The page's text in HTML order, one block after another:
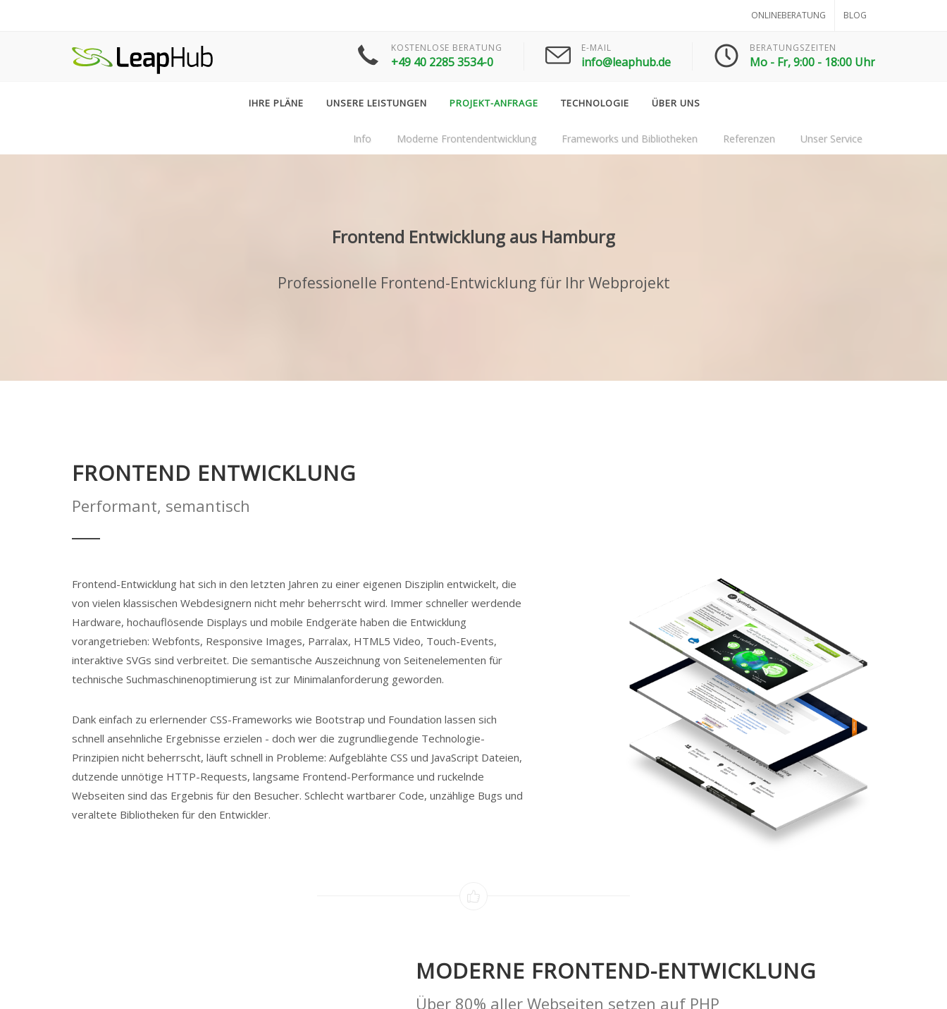
ONLINEBERATUNG BLOG
KOSTENLOSE BERATUNG
+49 40 2285 3534-0
E-MAIL
info@leaphub.de
BERATUNGSZEITEN
Mo - Fr, 9:00 - 18:00 Uhr
IHRE PLÄNE UNSERE LEISTUNGEN PROJEKT-ANFRAGE TECHNOLOGIE ÜBER UNS
Info Moderne Frontendentwicklung Frameworks und Bibliotheken Referenzen Unser Service
Frontend Entwicklung aus Hamburg
Professionelle Frontend-Entwicklung für Ihr Webprojekt
FRONTEND ENTWICKLUNG
Performant, semantisch
Frontend-Entwicklung hat sich in den letzten Jahren zu einer eigenen Disziplin entwickelt, die
von vielen klassischen Webdesignern nicht mehr beherrscht wird. Immer schneller werdende
Hardware, hochauflösende Displays und mobile Endgeräte haben die Entwicklung
vorangetrieben: Webfonts, Responsive Images, Parralax, HTML5 Video, Touch-Events,
interaktive SVGs sind verbreitet. Die semantische Auszeichnung von Seitenelementen für
technische Suchmaschinenoptimierung ist zur Minimalanforderung geworden.
Dank einfach zu erlernender CSS-Frameworks wie Bootstrap und Foundation lassen sich
schnell ansehnliche Ergebnisse erzielen - doch wer die zugrundliegende Technologie-
Prinzipien nicht beherrscht, läuft schnell in Probleme: Aufgeblähte CSS und JavaScript Dateien,
dutzende unnötige HTTP-Requests, langsame Frontend-Performance und ruckelnde
Webseiten sind das Ergebnis für den Besucher. Schlecht wartbarer Code, unzählige Bugs und
veraltete Bibliotheken für den Entwickler.
MODERNE FRONTEND-ENTWICKLUNG
Über 80% aller Webseiten setzen auf PHP